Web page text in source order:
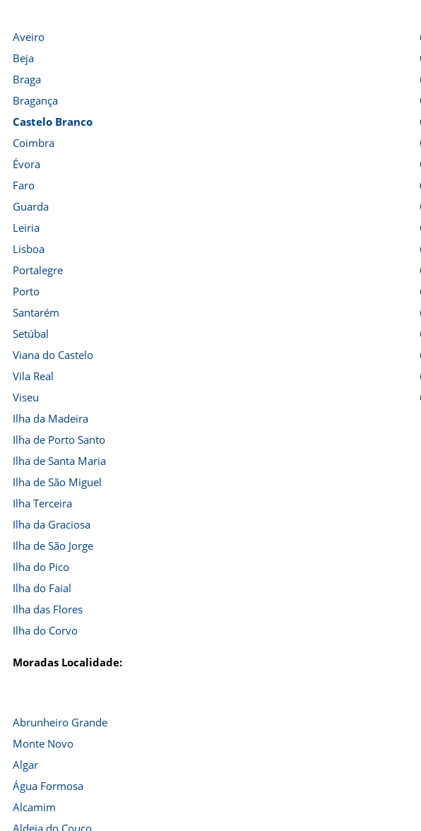
Aveiro
Beja
Braga
Bragança
Castelo Branco
Coimbra
Évora
Faro
Guarda
Leiria
Lisboa
Portalegre
Porto
Santarém
Setúbal
Viana do Castelo
Vila Real
Viseu
Ilha da Madeira
Ilha de Porto Santo
Ilha de Santa Maria
Ilha de São Miguel
Ilha Terceira
Ilha da Graciosa
Ilha de São Jorge
Ilha do Pico
Ilha do Faial
Ilha das Flores
Ilha do Corvo
Moradas Localidade:
Abrunheiro Grande
Monte Novo
Algar
Água Formosa
Alcamim
Aldeia do Couço